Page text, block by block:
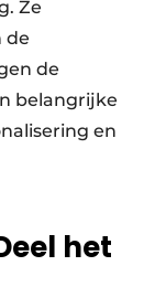
Ze
de
de
belangrijke
en
het